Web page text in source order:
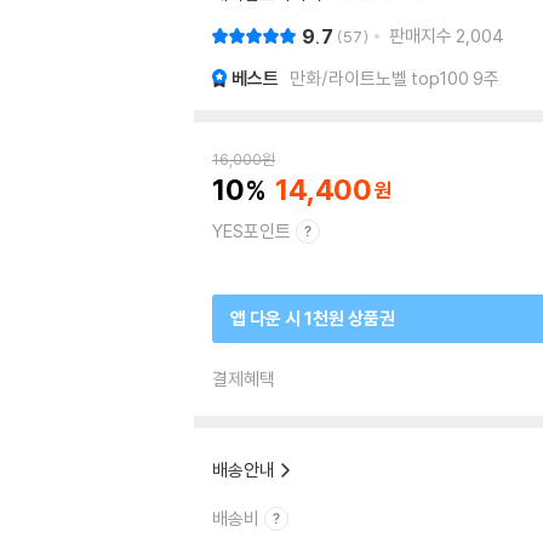
9.7 57 판매지수 2,004
베스트 만화/라이트노벨 top100 9주
16,000원
10 14,400
YES포인트
앱 다운 시 1천원 상품권
결제혜택
배송안내
배송비